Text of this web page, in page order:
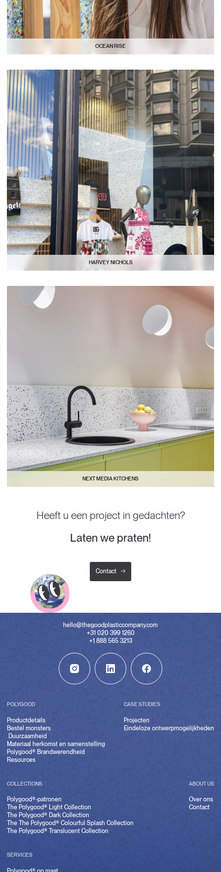
OCEAN RISE
HARVEY NICHOLS
NEXT MEDIA KITCHENS
Heeft u een project in gedachten?
Laten we praten!
Contact
hello@thegoodplasticcompany.com
+31 020 399 1260
+1 888 565 3213
POLYGOOD
Productdetails
Bestel monsters
Duurzaamheid
Materiaal herkomst en samenstelling
Polygood® Brandwerendheid
Resources
CASE STUDIES
Projecten
Eindeloze ontwerpmogelijkheden
COLLECTIONS
Polygood®-patronen
The Polygood® Light Collection
The Polygood® Dark Collection
The The Polygood® Colourful Splash Collection
The Polygood® Translucent Collection
ABOUT US
Over ons
Contact
SERVICES